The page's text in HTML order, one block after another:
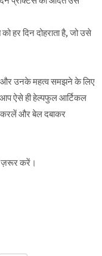
दिन दोहराता है, जो उसे
उनके महत्व समझने के लिए
ऐसे ही हेल्पफुल आर्टिकल
करलें और बेल दबाकर
ज़रूर करें।